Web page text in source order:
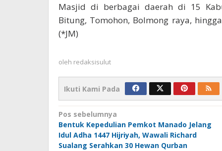
Masjid di berbagai daerah di 15
Bitung, Tomohon, Bolmong raya,
(*JM)
oleh redaksisulut
Ikuti Kami Pada
Navigasi
pos
Pos sebelumnya
Bentuk Kepedulian Pemkot Manado Jelang
Idul Adha 1447 Hijriyah, Wawali Richard
Sualang Serahkan 30 Hewan Qurban